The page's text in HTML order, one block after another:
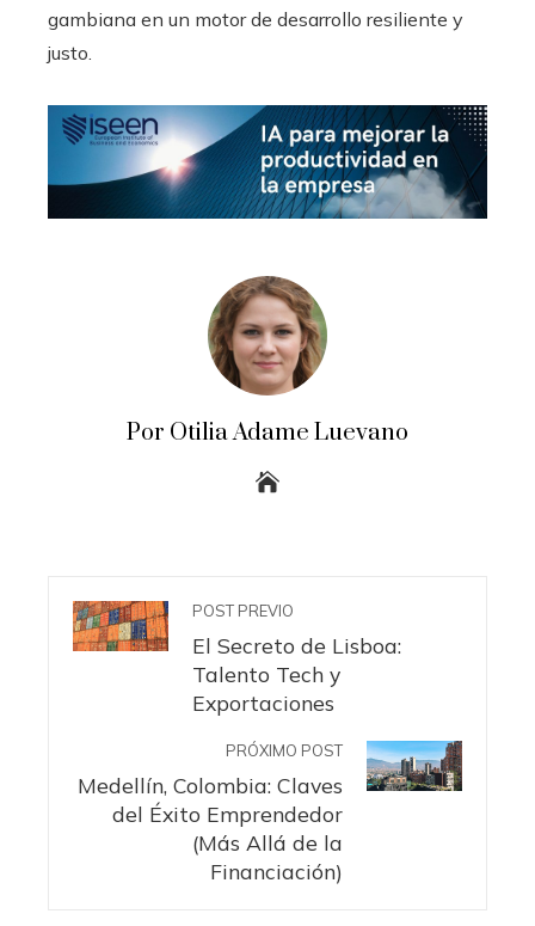
gambiana en un motor de desarrollo resiliente y
justo.
Por Otilia Adame Luevano
POST PREVIO
El Secreto de Lisboa:
Talento Tech y
Exportaciones
PRÓXIMO POST
Medellín, Colombia: Claves
del Éxito Emprendedor
(Más Allá de la
Financiación)